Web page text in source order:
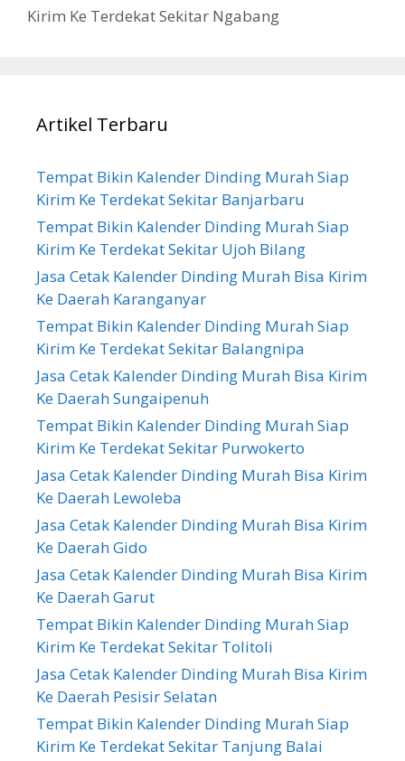
Kirim Ke Terdekat Sekitar Ngabang
Artikel Terbaru
Tempat Bikin Kalender Dinding Murah Siap
Kirim Ke Terdekat Sekitar Banjarbaru
Tempat Bikin Kalender Dinding Murah Siap
Kirim Ke Terdekat Sekitar Ujoh Bilang
Jasa Cetak Kalender Dinding Murah Bisa Kirim
Ke Daerah Karanganyar
Tempat Bikin Kalender Dinding Murah Siap
Kirim Ke Terdekat Sekitar Balangnipa
Jasa Cetak Kalender Dinding Murah Bisa Kirim
Ke Daerah Sungaipenuh
Tempat Bikin Kalender Dinding Murah Siap
Kirim Ke Terdekat Sekitar Purwokerto
Jasa Cetak Kalender Dinding Murah Bisa Kirim
Ke Daerah Lewoleba
Jasa Cetak Kalender Dinding Murah Bisa Kirim
Ke Daerah Gido
Jasa Cetak Kalender Dinding Murah Bisa Kirim
Ke Daerah Garut
Tempat Bikin Kalender Dinding Murah Siap
Kirim Ke Terdekat Sekitar Tolitoli
Jasa Cetak Kalender Dinding Murah Bisa Kirim
Ke Daerah Pesisir Selatan
Tempat Bikin Kalender Dinding Murah Siap
Kirim Ke Terdekat Sekitar Tanjung Balai